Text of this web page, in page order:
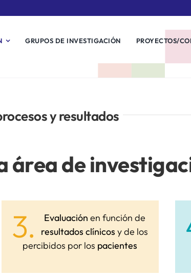
GRUPOS DE INVESTIGACIÓN PROYECTOS/
y resultados
área de
3. Evaluación en función de
resultados clínicos y de los
percibidos por los pacientes